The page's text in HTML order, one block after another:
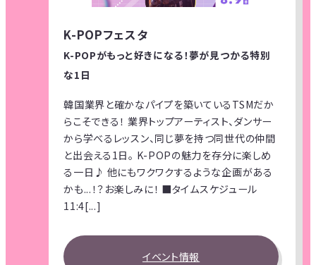
K-POPフェスタ
K-POPがもっと好きになる！夢が見つかる特別
な1日
韓国業界と確かなパイプを築いているTSMだか
らこそできる！ 業界トップアーティスト、ダンサー
から学べるレッスン、同じ夢を持つ同世代の仲間
と出会える1日。 K-POPの魅力を存分に楽しめ
る一日♪ 他にもワクワクするような企画がある
かも...！？お楽しみに！ ■タイムスケジュール
11:4[...]
イベント情報